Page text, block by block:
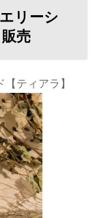
リーシ
売
ティアラ】